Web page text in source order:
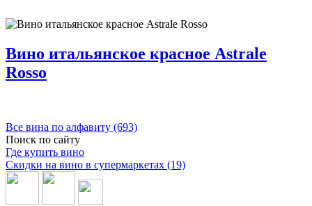
Вино итальянское красное Astrale
Rosso
Все вина по алфавиту (693)
Поиск по сайту
Где купить вино
Скидки на вино в супермаркетах (19)